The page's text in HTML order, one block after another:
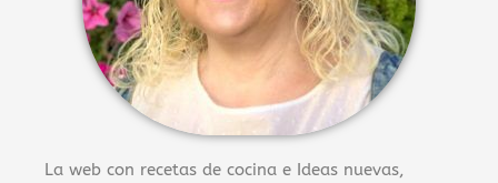
La web con recetas de cocina e Ideas nuevas,